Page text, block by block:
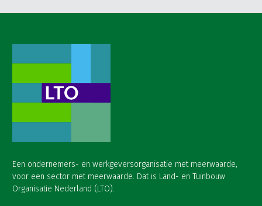
Een ondernemers- en werkgeversorganisatie met meerwaarde,
voor een sector met meerwaarde. Dat is Land- en Tuinbouw
Organisatie Nederland (LTO).